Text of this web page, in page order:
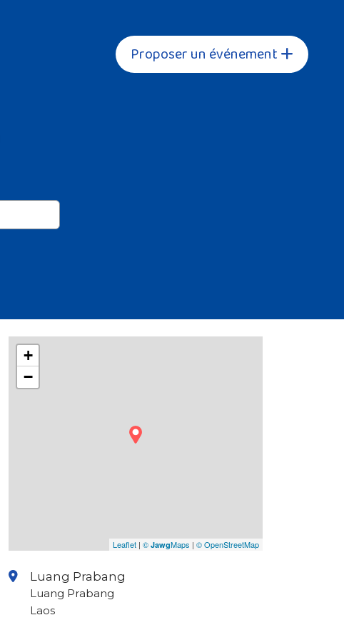
Proposer un événement
+
−
Leaflet | © JawgMaps | © OpenStreetMap
Luang Prabang
Luang Prabang
Laos